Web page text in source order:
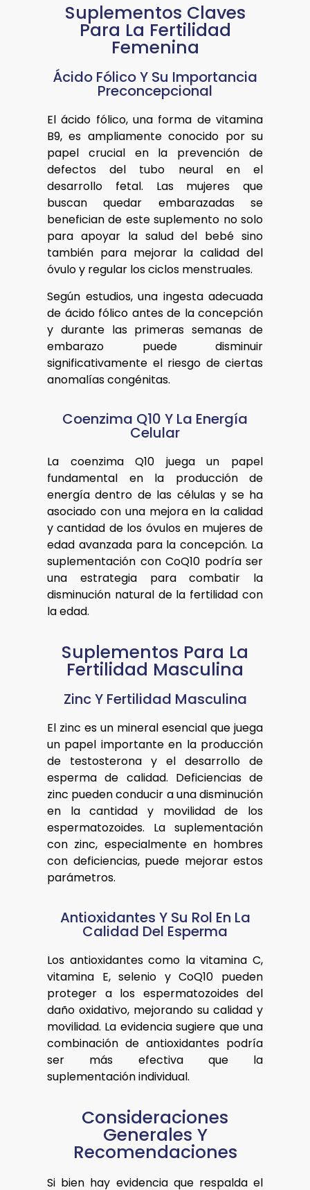
Suplementos Claves
Para La Fertilidad
Femenina
Ácido Fólico Y Su Importancia
Preconcepcional
El ácido fólico, una forma de vitamina
B9, es ampliamente conocido por su
papel crucial en la prevención de
defectos del tubo neural en el
desarrollo fetal. Las mujeres que
buscan quedar embarazadas se
benefician de este suplemento no solo
para apoyar la salud del bebé sino
también para mejorar la calidad del
óvulo y regular los ciclos menstruales.
Según estudios, una ingesta adecuada
de ácido fólico antes de la concepción
y durante las primeras semanas de
embarazo puede disminuir
significativamente el riesgo de ciertas
anomalías congénitas.
Coenzima Q10 Y La Energía
Celular
La coenzima Q10 juega un papel
fundamental en la producción de
energía dentro de las células y se ha
asociado con una mejora en la calidad
y cantidad de los óvulos en mujeres de
edad avanzada para la concepción. La
suplementación con CoQ10 podría ser
una estrategia para combatir la
disminución natural de la fertilidad con
la edad.
Suplementos Para La
Fertilidad Masculina
Zinc Y Fertilidad Masculina
El zinc es un mineral esencial que juega
un papel importante en la producción
de testosterona y el desarrollo de
esperma de calidad. Deficiencias de
zinc pueden conducir a una disminución
en la cantidad y movilidad de los
espermatozoides. La suplementación
con zinc, especialmente en hombres
con deficiencias, puede mejorar estos
parámetros.
Antioxidantes Y Su Rol En La
Calidad Del Esperma
Los antioxidantes como la vitamina C,
vitamina E, selenio y CoQ10 pueden
proteger a los espermatozoides del
daño oxidativo, mejorando su calidad y
movilidad. La evidencia sugiere que una
combinación de antioxidantes podría
ser más efectiva que la
suplementación individual.
Consideraciones
Generales Y
Recomendaciones
Si bien hay evidencia que respalda el